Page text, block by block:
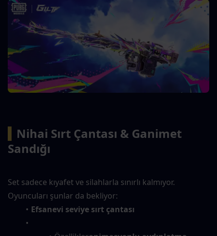
Nihai Sırt Çantası & Ganimet
Sandığı
Set sadece kıyafet ve silahlarla sınırlı kalmıyor.
Oyuncuları şunlar da bekliyor:
Efsanevi seviye sırt çantası